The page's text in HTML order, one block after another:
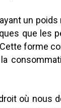
un
que les
forme
où nous